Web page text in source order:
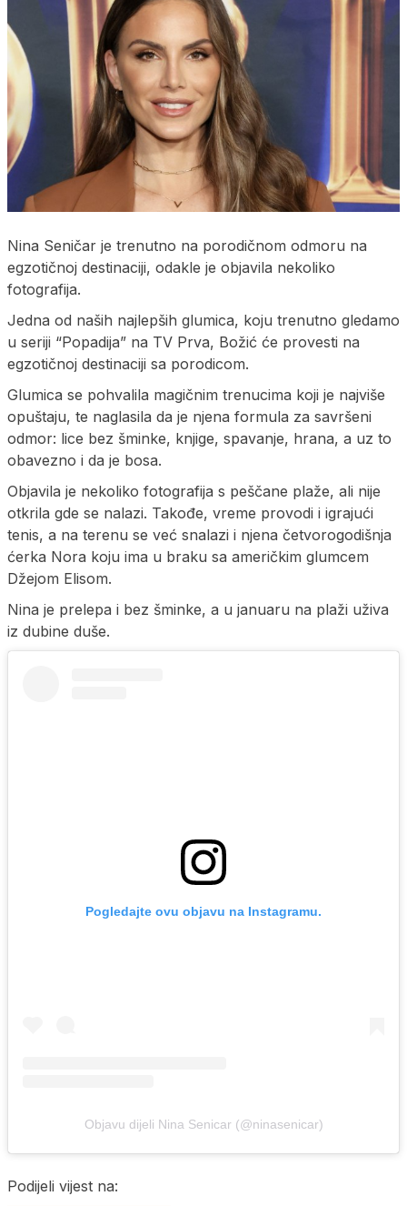
Nina Seničar je trenutno na porodičnom odmoru na
egzotičnoj destinaciji, odakle je objavila nekoliko
fotografija.
Jedna od naših najlepših glumica, koju trenutno gledamo
u seriji “Popadija” na TV Prva, Božić će provesti na
egzotičnoj destinaciji sa porodicom.
Glumica se pohvalila magičnim trenucima koji je najviše
opuštaju, te naglasila da je njena formula za savršeni
odmor: lice bez šminke, knjige, spavanje, hrana, a uz to
obavezno i da je bosa.
Objavila je nekoliko fotografija s peščane plaže, ali nije
otkrila gde se nalazi. Takođe, vreme provodi i igrajući
tenis, a na terenu se već snalazi i njena četvorogodišnja
ćerka Nora koju ima u braku sa američkim glumcem
Džejom Elisom.
Nina je prelepa i bez šminke, a u januaru na plaži uživa
iz dubine duše.
Pogledajte ovu objavu na Instagramu.
Objavu dijeli Nina Senicar (@ninasenicar)
Podijeli vijest na: